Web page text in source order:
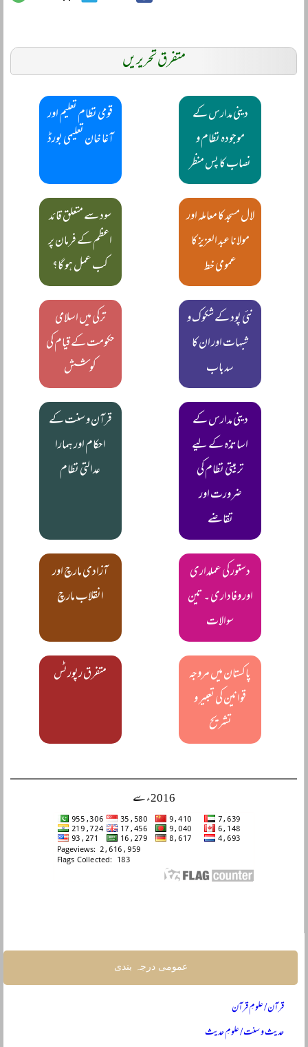
متفرق تحریریں
دینی مدارس کے
موجودہ نظام و
نصاب کا پس منظر
قومی نظام تعلیم اور
آغا خان تعلیمی بورڈ
لال مسجد کا معاملہ اور
مولانا عبد العزیز کا
عمومی خط
سود سے متعلق قائد
اعظم کے فرمان پر
کب عمل ہو گا؟
نئی پود کے شکوک و
شبہات اور ان کا
سدباب
ترکی میں اسلامی
حکومت کے قیام کی
کوشش
دینی مدارس کے
اساتذہ کے لیے
تربیتی نظام کی
ضرورت اور
تقاضے
قرآن و سنت کے
احکام اور ہمارا
عدالتی نظام
دستور کی عملداری
اور وفاداری ۔ تین
سوالات
آزادی مارچ اور
انقلاب مارچ
پاکستان میں مروجہ
قوانین کی تعبیر و
تشریح
متفرق رپورٹس
2016ء سے
عمومی درجہ بندی
قرآن / علومِ قرآن
حدیث و سنت / علومِ حدیث